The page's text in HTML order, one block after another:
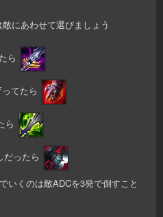
敵にあわせて選びましょう
ら
たら
たら
いくのは敵ADCを3発で倒すこと